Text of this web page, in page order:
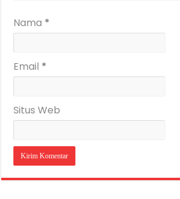
Nama *
Email *
Situs Web